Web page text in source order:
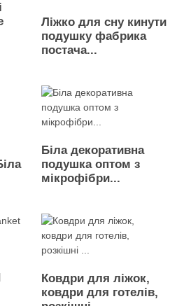
Ліжко для сну кинути
подушку фабрика
постача...
Біла декоративна
подушка оптом з
мікрофібри...
Ковдри для ліжок,
ковдри для готелів,